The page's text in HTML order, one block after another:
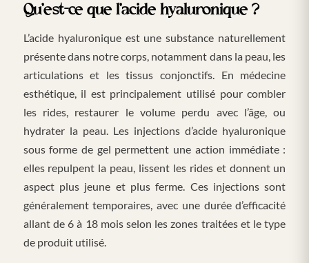
Qu’est-ce que l’acide hyaluronique ?
L’acide hyaluronique est une substance naturellement
présente dans notre corps, notamment dans la peau, les
articulations et les tissus conjonctifs. En médecine
esthétique, il est principalement utilisé pour combler
les rides, restaurer le volume perdu avec l’âge, ou
hydrater la peau. Les injections d’acide hyaluronique
sous forme de gel permettent une action immédiate :
elles repulpent la peau, lissent les rides et donnent un
aspect plus jeune et plus ferme. Ces injections sont
généralement temporaires, avec une durée d’efficacité
allant de 6 à 18 mois selon les zones traitées et le type
de produit utilisé.